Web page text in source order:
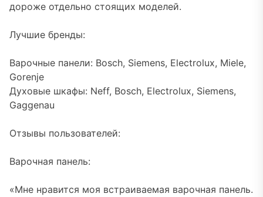
дороже отдельно стоящих моделей.
Лучшие бренды:
Варочные панели: Bosch, Siemens, Electrolux, Miele,
Gorenje
Духовые шкафы: Neff, Bosch, Electrolux, Siemens,
Gaggenau
Отзывы пользователей:
Варочная панель:
«Мне нравится моя встраиваемая варочная панель.